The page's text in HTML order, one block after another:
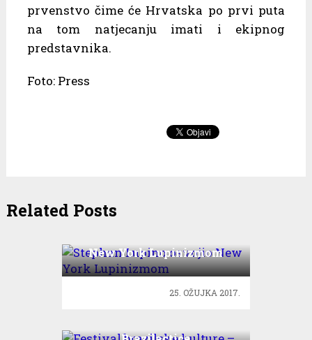
prvenstvo čime će Hrvatska po prvi puta
na tom natjecanju imati i ekipnog
predstavnika.
Foto: Press
Related Posts
New York Lupinizmom
25. OŽUJKA 2017.